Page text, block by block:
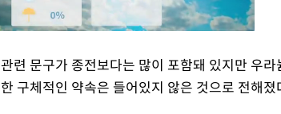
Mute
련 문구가 종전보다는 많이 포함돼 있지만 우
구체적인 약속은 들어있지 않은 것으로 전해졌